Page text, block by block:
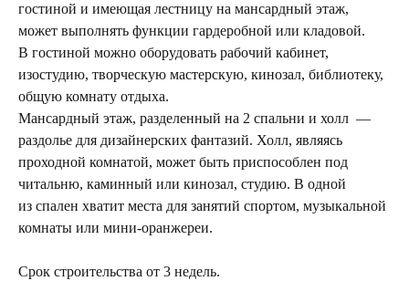
гостиной и имеющая лестницу на мансардный этаж,
может выполнять функции гардеробной или кладовой.
В гостиной можно оборудовать рабочий кабинет,
изостудию, творческую мастерскую, кинозал, библиотеку,
общую комнату отдыха.
Мансардный этаж, разделенный на 2 спальни и холл —
раздолье для дизайнерских фантазий. Холл, являясь
проходной комнатой, может быть приспособлен под
читальню, каминный или кинозал, студию. В одной
из спален хватит места для занятий спортом, музыкальной
комнаты или мини-оранжереи.
Срок строительства от 3 недель.